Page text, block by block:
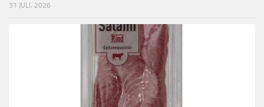
31 JULI, 2026